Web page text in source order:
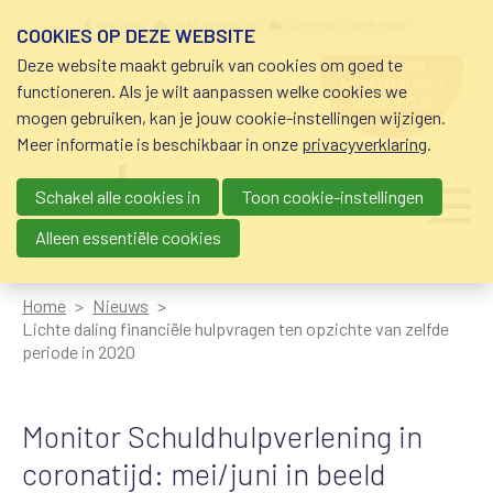
schuldhulp • sociaal krediet •
budgetbeheer • beschermingsbewind
hulp nodig
bij geldzorgen?
0800-8115.nl
Main navigation
Home
Nieuws
Lichte daling financiële hulpvragen ten opzichte van zelfde
periode in 2020
Monitor Schuldhulpverlening in
coronatijd: mei/juni in beeld
COOKIES OP DEZE WEBSITE
Deze website maakt gebruik van cookies om goed te
functioneren. Als je wilt aanpassen welke cookies we
mogen gebruiken, kan je jouw cookie-instellingen wijzigen.
Meer informatie is beschikbaar in onze privacyverklaring.
Schakel alle cookies in
Toon cookie-instellingen
Alleen essentiële cookies